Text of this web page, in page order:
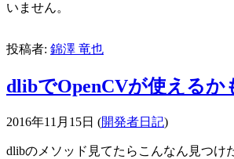
いません。
投稿者: 錦澤 竜也
dlibでOpenCVが使えるか
2016年11月15日 (開発者日記)
dlibのメソッド見てたらこんなん見つけ